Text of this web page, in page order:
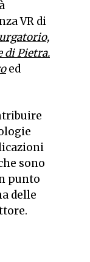
VR di
di Pietra.
ed
sono
punto
delle